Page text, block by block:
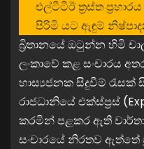
එල්ටීටීඊ ත්‍රස්ත
පිරිමි යට ඇඳුම්
බ්‍රිතානයේ ඔටුන්න හිමි
ලංකාවේ කළ සංචාරය
හාස්‍යජනක සිදුවීම්
රාජධානියේ එක්ස්ප්‍රස්
කරමින් පළකර ඇති
සංචාරයේ නිරතව ඇත්තේ